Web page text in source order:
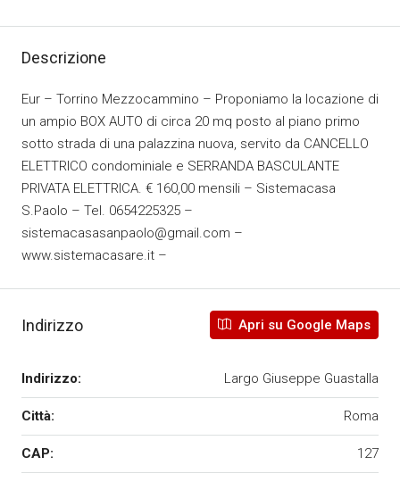
Descrizione
Eur – Torrino Mezzocammino – Proponiamo la locazione di
un ampio BOX AUTO di circa 20 mq posto al piano primo
sotto strada di una palazzina nuova, servito da CANCELLO
ELETTRICO condominiale e SERRANDA BASCULANTE
PRIVATA ELETTRICA. € 160,00 mensili – Sistemacasa
S.Paolo – Tel. 0654225325 –
sistemacasasanpaolo@gmail.com –
www.sistemacasare.it –
Indirizzo Apri su Google Maps
Indirizzo: Largo Giuseppe Guastalla
Città: Roma
CAP: 127